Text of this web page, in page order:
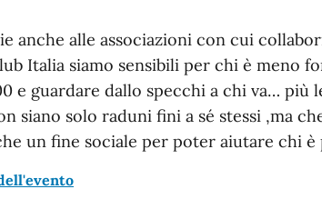
anche alle associazioni con cui
Italia siamo sensibili per chi è meno
e guardare dallo specchi a chi va… più
siano solo raduni fini a sé stessi ,ma
un fine sociale per poter aiutare chi